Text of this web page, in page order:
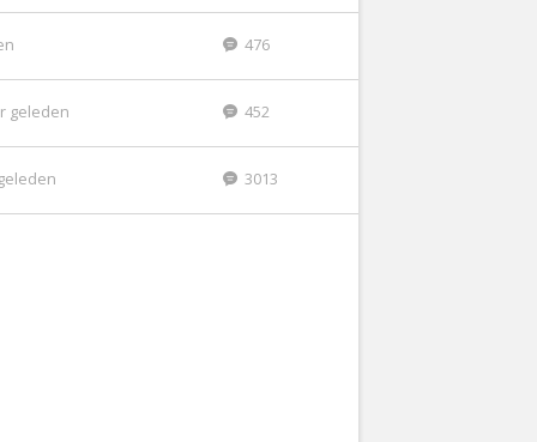
476
geleden 452
3013